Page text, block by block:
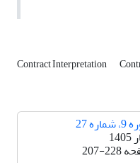
Contract Interpretation
27
207-228